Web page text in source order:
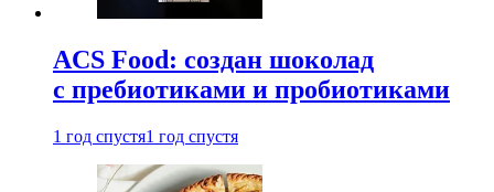
ACS Food: создан шоколад
с пребиотиками и пробиотиками
1 год спустя1 год спустя